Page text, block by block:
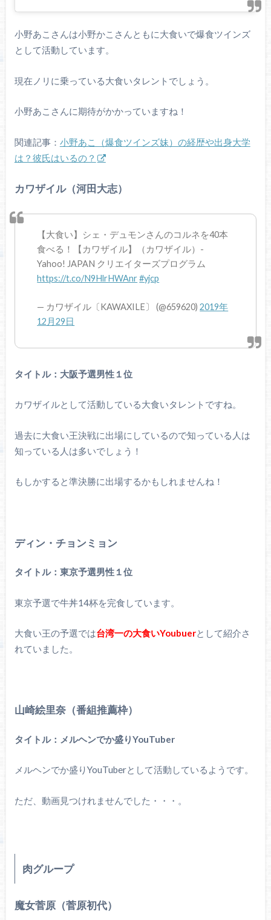
小野あこさんは小野かこさんともに大食いで爆食ツインズ
として活動しています。
現在ノリに乗っている大食いタレントでしょう。
小野あこさんに期待がかかっていますね！
関連記事： 小野あこ（爆食ツインズ妹）の経歴や出身大学
は？彼氏はいるの？
カワザイル（河田大志）
【大食い】シェ・デュモンさんのコルネを40本
食べる！【カワザイル】（カワザイル）-
Yahoo! JAPAN クリエイターズプログラム
https://t.co/N9HlrHWAnr#yjcp
— カワザイル〔KAWAXILE〕 (@659620)2019年
12月29日
タイトル：大阪予選男性１位
カワザイルとして活動している大食いタレントですね。
過去に大食い王決戦に出場にしているので知っている人は
知っている人は多いでしょう！
もしかすると準決勝に出場するかもしれませんね！
ディン・チョンミョン
タイトル：東京予選男性１位
東京予選で牛丼14杯を完食しています。
大食い王の予選では台湾一の大食いYoubuerとして紹介さ
れていました。
山崎絵里奈（番組推薦枠）
タイトル：メルヘンでか盛りYouTuber
メルヘンでか盛りYouTuberとして活動しているようです。
ただ、動画見つけれませんでした・・・。
肉グループ
魔女菅原（菅原初代）